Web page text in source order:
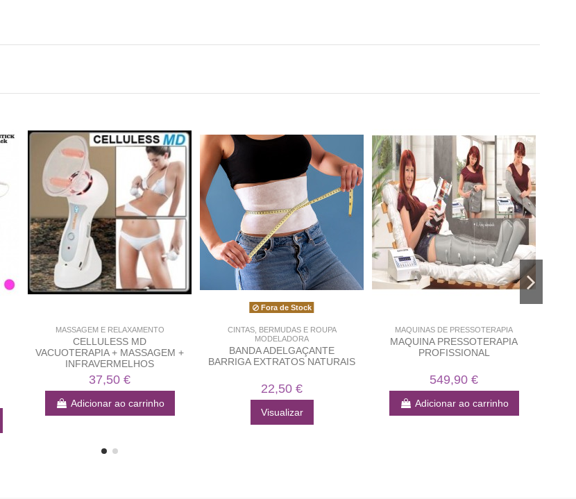
MASSAGEM E RELAXAMENTO
CELLULESS MD
VACUOTERAPIA + MASSAGEM +
INFRAVERMELHOS
37,50 €
Adicionar ao carrinho
Fora de Stock
CINTAS, BERMUDAS E ROUPA
MODELADORA
BANDA ADELGAÇANTE
BARRIGA EXTRATOS NATURAIS
22,50 €
Visualizar
MAQUINAS DE PRESSOTERAPIA
MAQUINA PRESSOTERAPIA
PROFISSIONAL
549,90 €
Adicionar ao carrinho